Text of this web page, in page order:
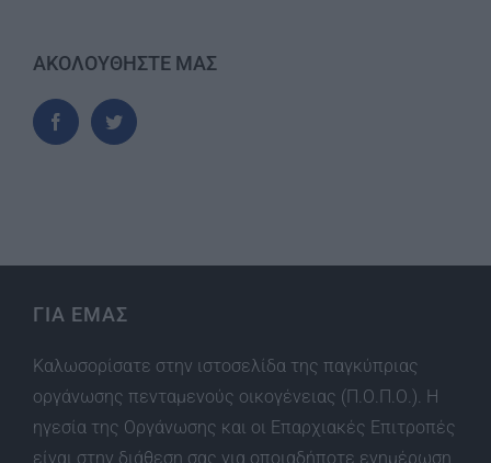
ΑΚΟΛΟΥΘΗΣΤΕ ΜΑΣ
ΓΙΑ ΕΜΑΣ
Καλωσορίσατε στην ιστοσελίδα της παγκύπριας
οργάνωσης πενταμενούς οικογένειας (Π.Ο.Π.Ο.). Η
ηγεσία της Οργάνωσης και οι Επαρχιακές Επιτροπές
είναι στην διάθεση σας για οποιαδήποτε ενημέρωση